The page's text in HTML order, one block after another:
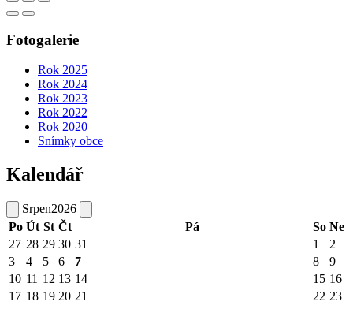
Fotogalerie
Rok 2025
Rok 2024
Rok 2023
Rok 2022
Rok 2020
Snímky obce
Kalendář
Srpen2026
Po Út St Čt Pá So Ne
27 28 29 30 31 1
2
3
4 5 6 7 8
9
10 11 12 13 14 15 16
17 18 19 20 21 22 23